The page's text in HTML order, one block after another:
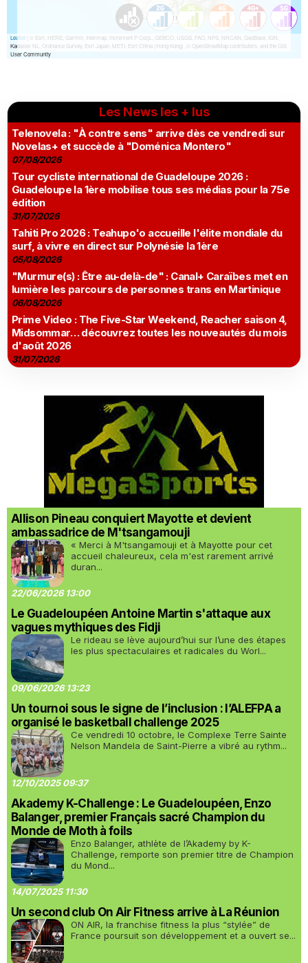
Les News les + lus
Telenovela : "À contre sens" arrive dès ce vendredi sur
Novelas+ et succède à "Doménica Montero"
07/08/2026
Tour cycliste international de Guadeloupe 2026 :
Guadeloupe la 1ère mobilise tous ses médias pour la 75e
édition
31/07/2026
Tahiti Pro 2026 : Teahupo'o accueille l'élite mondiale du
surf, à vivre en direct sur Polynésie la 1ère
05/08/2026
"Murmure(s) : Être au-delà-de" : Canal+ Caraïbes met en
lumière les parcours de personnes trans en Martinique
06/08/2026
Prime Video : The Five-Star Weekend, Reacher saison 4,
Midsommar… découvrez toutes les nouveautés du mois
d'août 2026
31/07/2026
Allison Pineau conquiert Mayotte et devient
ambassadrice de M'tsangamouji
« Merci à M'tsangamouji et à Mayotte pour cet
accueil chaleureux, cela m'est rarement arrivé
duran...
22/06/2026 13:00
Le Guadeloupéen Antoine Martin s'attaque aux
vagues mythiques des Fidji
Le rideau se lève aujourd’hui sur l’une des étapes
les plus spectaculaires et radicales du Worl...
09/06/2026 13:23
Un tournoi sous le signe de l’inclusion : l’ALEFPA a
organisé le basketball challenge 2025
Ce vendredi 10 octobre, le Complexe Terre Sainte
Nelson Mandela de Saint-Pierre a vibré au rythm...
12/10/2025 09:37
Akademy K-Challenge : Le Guadeloupéen, Enzo
Balanger, premier Français sacré Champion du
Monde de Moth à foils
Enzo Balanger, athlète de l’Akademy by K-
Challenge, remporte son premier titre de Champion
du Mond...
14/07/2025 11:30
Un second club On Air Fitness arrive à La Réunion
ON AIR, la franchise fitness la plus “stylée” de
France poursuit son développement et a ouvert se...